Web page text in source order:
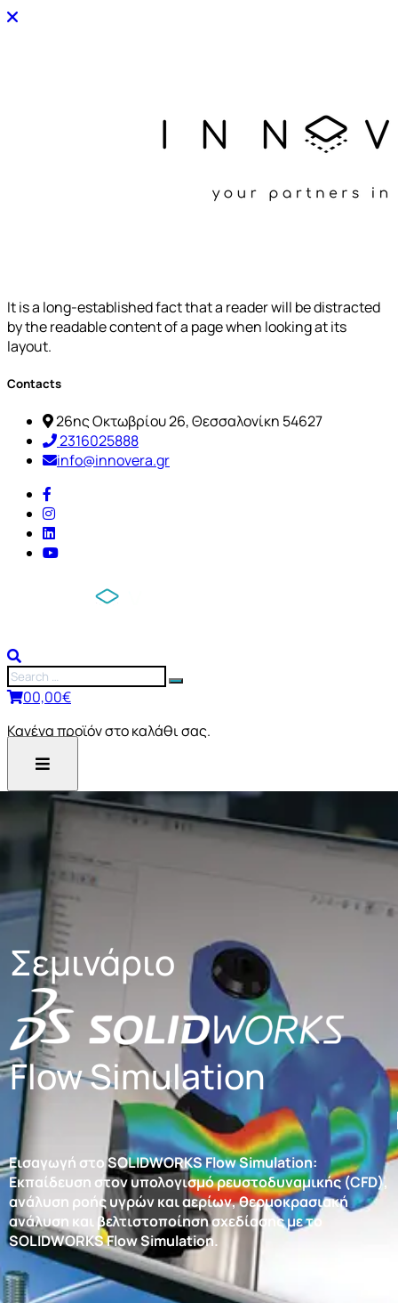
It is a long-established fact that a reader will be distracted
by the readable content of a page when looking at its
layout.
Contacts
26ης Οκτωβρίου 26, Θεσσαλονίκη 54627
2316025888
info@innovera.gr
00,00€
Κανένα προϊόν στο καλάθι σας.
Σεμινάριο
Flow Simulation
Εισαγωγή στοSOLIDWORKS Flow Simulation:
Εκπαίδευση στον υπολογισμό ρευστοδυναμικής (CFD),
ανάλυση ροής υγρών και αερίων, θερμοκρασιακή
ανάλυση και βελτιστοποίηση σχεδίασης με το
SOLIDWORKS Flow Simulation.